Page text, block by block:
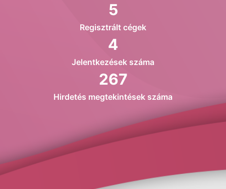
5
Regisztrált cégek
4
Jelentkezések száma
267
Hirdetés megtekintések száma